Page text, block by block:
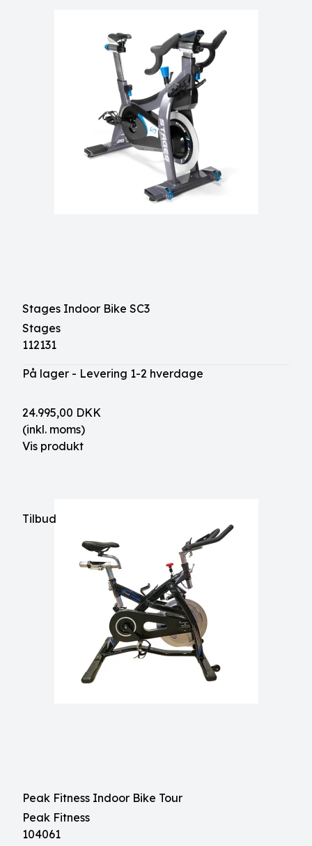
Stages Indoor Bike SC3
Stages
112131
På lager - Levering 1-2 hverdage
24.995,00 DKK
(inkl. moms)
Vis produkt
Tilbud
Peak Fitness Indoor Bike Tour
Peak Fitness
104061